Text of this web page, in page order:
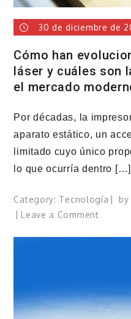
30 de diciembre de
Cómo han
láser y cuáles son
el mercado
Por décadas, la
aparato estático, un
limitado cuyo único
lo que ocurría dentro […]
Category: Tecnología by
Leave a Commenton
láser